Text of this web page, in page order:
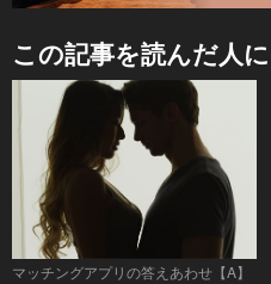
この記事を読んだ人
マッチングアプリの答えあわせ【A】